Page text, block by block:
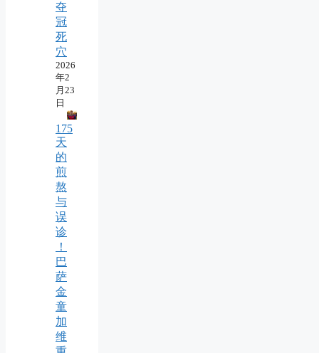
夺
冠
死
穴
2026
年2
月23
日
175
天
的
煎
熬
与
误
诊
！
巴
萨
金
童
加
维